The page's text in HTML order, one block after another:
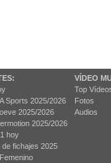
Sports 2025/2026
2025/2026
2025/2026
hoy
de fichajes 2025
VÍDEO
Top
Fotos
Audios